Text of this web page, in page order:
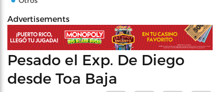
Advertisements
Pesado el Exp. De Diego
desde Toa Baja